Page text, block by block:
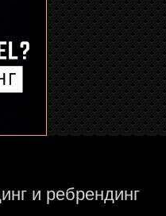
и ребрендинг